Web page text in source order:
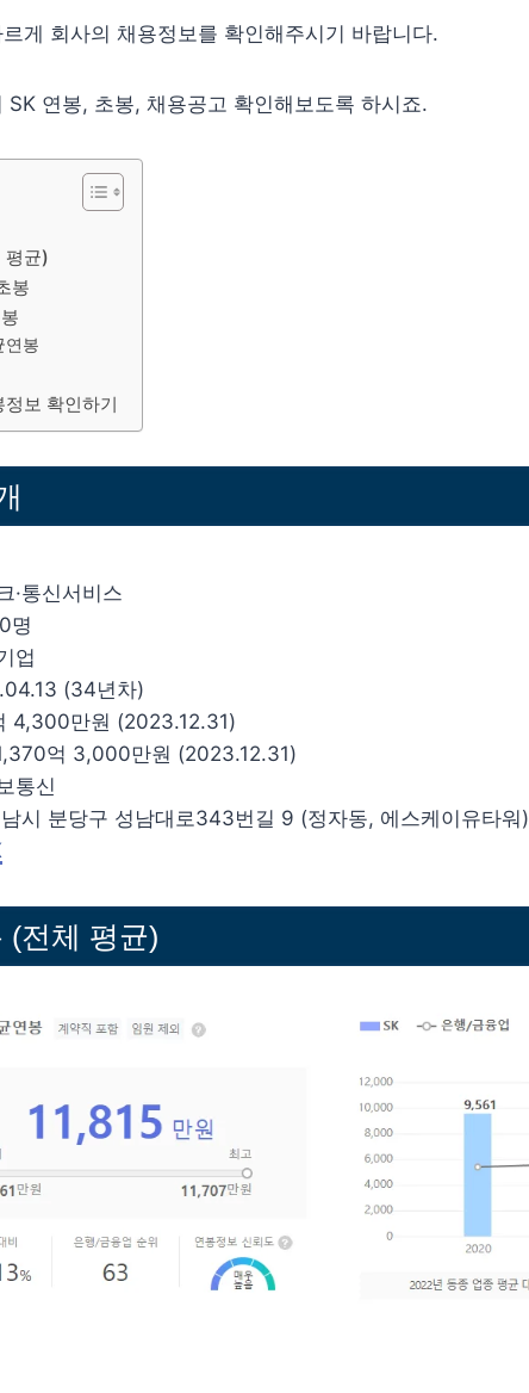
게 회사의 채용정보를 확인해주시기 바랍니다.
SK 연봉, 초봉, 채용공고 확인해보도록 하시죠.
평균)
봉
연봉
보 확인하기
·통신서비스
명
업
(34년차)
4,300만원 (2023.12.31)
억 3,000만원 (2023.12.31)
통신
시 분당구 성남대로343번길 9 (정자동, 에스케이유타워)
(전체 평균)